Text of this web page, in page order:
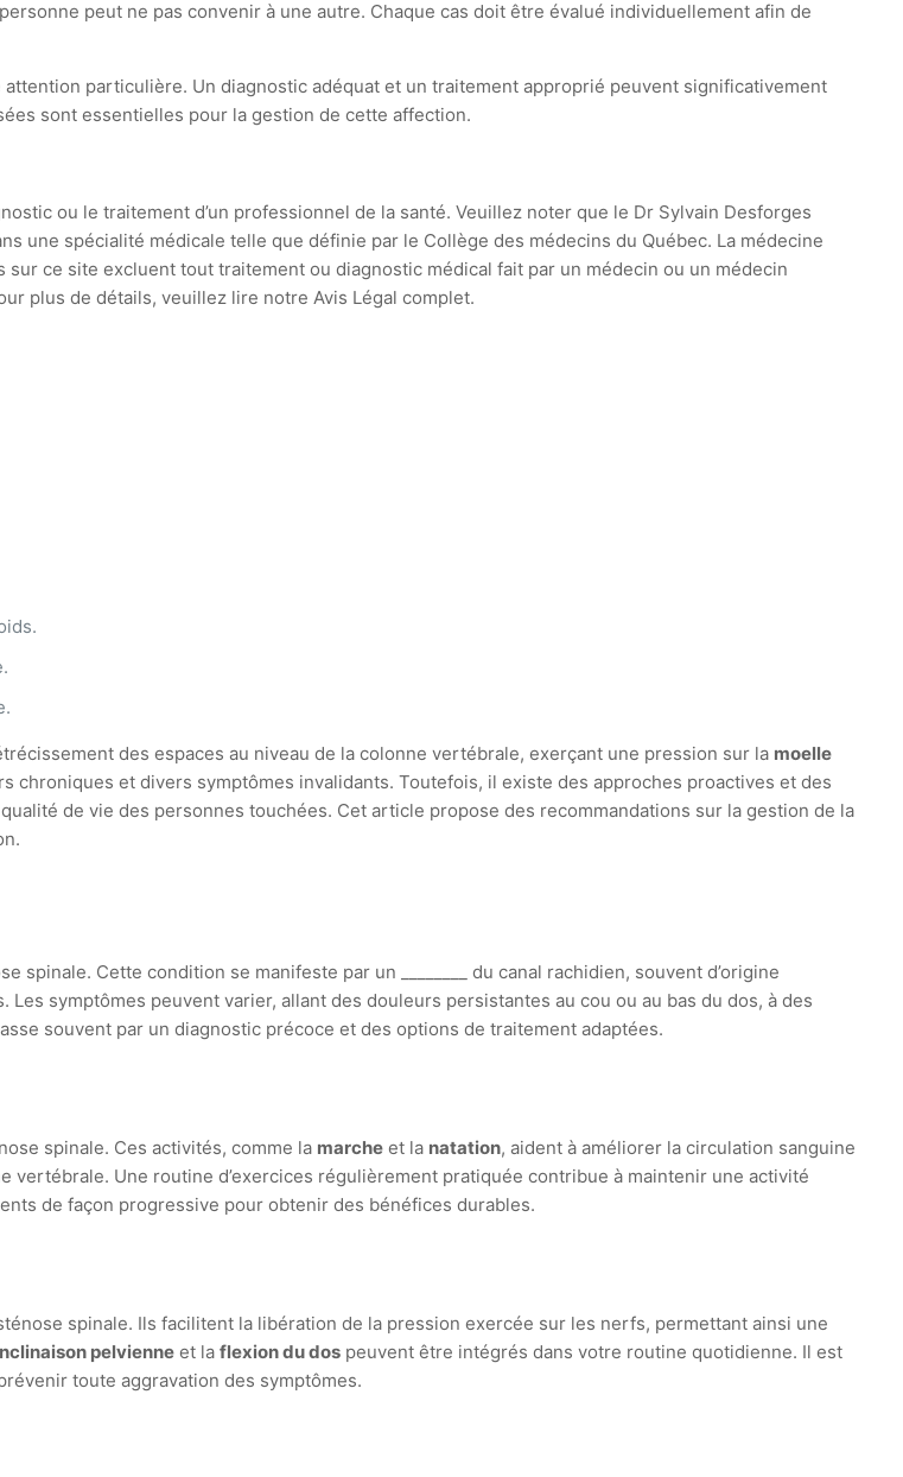
peut ne pas convenir à une autre. Chaque cas doit être évalué individuellement afin de
particulière. Un diagnostic adéquat et un traitement approprié peuvent significativement
sont essentielles pour la gestion de cette affection.
ou le traitement d’un professionnel de la santé. Veuillez noter que le Dr Sylvain Desforges
une spécialité médicale telle que définie par le Collège des médecins du Québec. La médecine
ce site excluent tout traitement ou diagnostic médical fait par un médecin ou un médecin
plus de détails, veuillez lire notre Avis Légal complet.
des espaces au niveau de la colonne vertébrale, exerçant une pression sur la moelle
et divers symptômes invalidants. Toutefois, il existe des approches proactives et des
de vie des personnes touchées. Cet article propose des recommandations sur la gestion de la
Cette condition se manifeste par un ________ du canal rachidien, souvent d’origine
symptômes peuvent varier, allant des douleurs persistantes au cou ou au bas du dos, à des
souvent par un diagnostic précoce et des options de traitement adaptées.
spinale. Ces activités, comme la marche et la natation, aident à améliorer la circulation sanguine
Une routine d’exercices régulièrement pratiquée contribue à maintenir une activité
de façon progressive pour obtenir des bénéfices durables.
spinale. Ils facilitent la libération de la pression exercée sur les nerfs, permettant ainsi une
pelvienne et laflexion du dos peuvent être intégrés dans votre routine quotidienne. Il est
toute aggravation des symptômes.